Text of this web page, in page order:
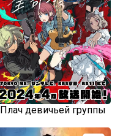
Плач девичьей группы